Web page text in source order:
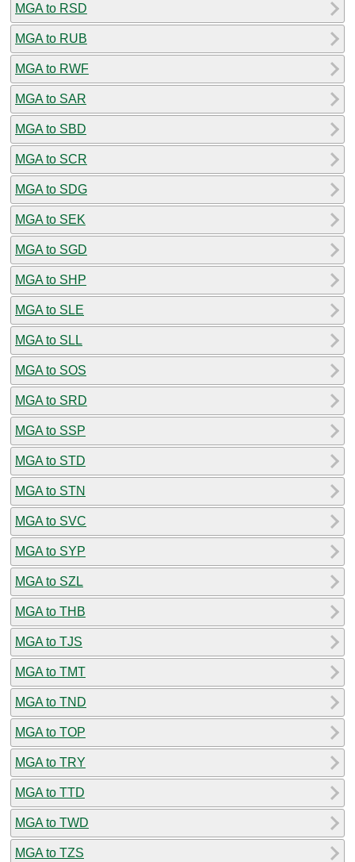
MGA to RSD
MGA to RUB
MGA to RWF
MGA to SAR
MGA to SBD
MGA to SCR
MGA to SDG
MGA to SEK
MGA to SGD
MGA to SHP
MGA to SLE
MGA to SLL
MGA to SOS
MGA to SRD
MGA to SSP
MGA to STD
MGA to STN
MGA to SVC
MGA to SYP
MGA to SZL
MGA to THB
MGA to TJS
MGA to TMT
MGA to TND
MGA to TOP
MGA to TRY
MGA to TTD
MGA to TWD
MGA to TZS